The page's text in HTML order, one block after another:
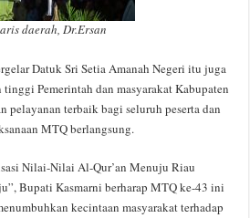
daerah, Dr.Ersan
Datuk Sri Setia Amanah Negeri itu juga
Pemerintah dan masyarakat Kabupaten
pelayanan terbaik bagi seluruh peserta dan
MTQ berlangsung.
Nilai-Nilai Al-Qur’an Menuju Riau
Bupati Kasmarni berharap MTQ ke-43 ini
kecintaan masyarakat terhadap